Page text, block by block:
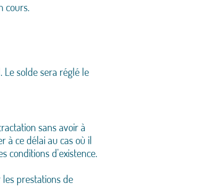
cours.
Le solde sera réglé le
sans avoir à
à ce délai au cas où il
conditions d'existence.
prestations de